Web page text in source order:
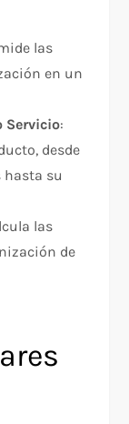
las
en un
Servicio:
desde
su
las
de